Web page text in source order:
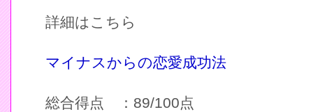
詳細はこちら
マイナスからの恋愛成功法
総合得点 ：89/100点